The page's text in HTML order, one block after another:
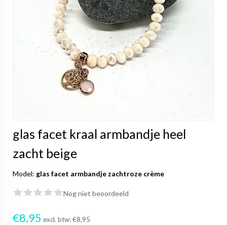
glas facet kraal armbandje heel
zacht beige
Model: glas facet armbandje zachtroze crème
Nog niet beoordeeld
€8,95 excl. btw:€8,95